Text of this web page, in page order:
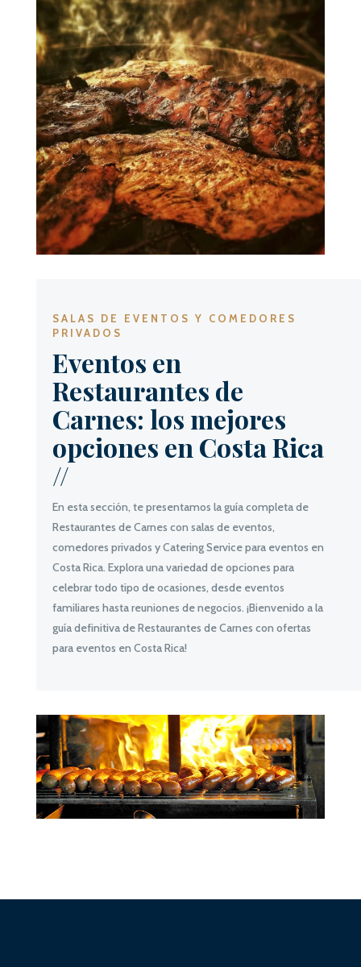
SALAS DE EVENTOS Y COMEDORES
PRIVADOS
Eventos en
Restaurantes de
Carnes: los mejores
opciones en Costa Rica
//
En esta sección, te presentamos la guía completa de
Restaurantes de Carnes con salas de eventos,
comedores privados y Catering Service para eventos en
Costa Rica. Explora una variedad de opciones para
celebrar todo tipo de ocasiones, desde eventos
familiares hasta reuniones de negocios. ¡Bienvenido a la
guía definitiva de Restaurantes de Carnes con ofertas
para eventos en Costa Rica!